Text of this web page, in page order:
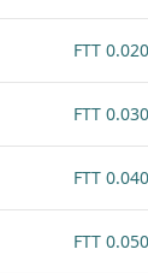
0.020 FTT
0.030 FTT
0.040 FTT
0.050 FTT